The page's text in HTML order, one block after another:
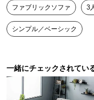
品
の
配
つ
て
ファブリックソファ 3
シンプル／ベーシック
一緒にチェックされてい